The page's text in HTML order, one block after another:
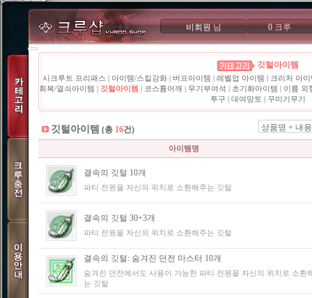
비회원 님 0 크루
깃털아이템
시크루트 프리패스 | 아이템/스킬강화 | 버프아이템 | 레벨업 아이템 | 크리처 아이
회복/열쇠아이템 | 깃털아이템 | 코스튬어깨 | 무기부여석 | 초기화아이템 | 이름 외
투구 | 대여망토 | 꾸미기무기
깃털아이템 (총 16건) 상품명 + 내용
아이템명
결속의 깃털 10개
파티 전원을 자신의 위치로 소환해주는 깃털
결속의 깃털 30+3개
파티 전원을 자신의 위치로 소환해주는 깃털
결속의 깃털: 숨겨진 던전 마스터 10개
숨겨진 던전에서도 사용이 가능한 파티 전원을 자신의 위치로 소환
는 깃털